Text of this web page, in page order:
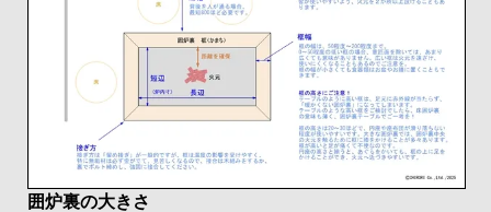
囲炉裏の大きさ